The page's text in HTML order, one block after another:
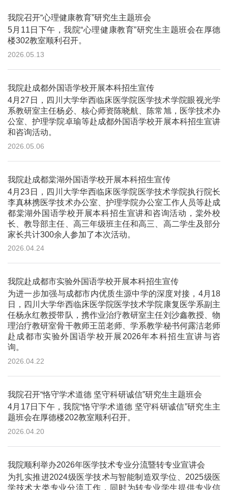
我院召开“心理健康教育”研究生主题班会
5月11日下午，我院“心理健康教育”研究生主题班会在厚德
楼302教室顺利召开。
2026.05.13
我院赴成都外国语学校开展本科招生宣传
4月27日，四川大学华西临床医学院医学技术学院眼视光学
系教研室主任杨必、核心师资陈晓航、陈常旭，医学技术办
公室、护理学院卓瑜等赴成都外国语学校开展本科招生宣讲
和咨询活动。
2026.05.06
我院赴成都棠湖外国语学校开展本科招生宣传
4月23日，四川大学华西临床医学院医学技术学院执行院长
李真林携医学技术办公室、护理学院办公室工作人员等赴成
都棠湖外国语学校开展本科招生宣讲和咨询活动，棠外校
长、教导部主任、高三年级班主任和高三、高二学生及部分
家长共计300余人参加了本次活动。
2026.04.24
我院赴成都市实验外国语学校开展本科招生宣传
为进一步加强与成都市内优质生源中学的深度对接，4月18
日，四川大学华西临床医学院医学技术学院康复医学系副主
任杨永红教授带队，携作业治疗教研室主任刘沙鑫教授、物
理治疗教研室骨干教师王茁老师、学系教学秘书何露洁老师
赴成都市实验外国语学校开展2026年本科招生宣讲与咨
询。
2026.04.22
我院召开“恪守学术道德 坚守科研诚信”研究生主题班会
4月17日下午，我院“恪守学术道德 坚守科研诚信”研究生主
题班会在厚德楼202教室顺利召开。
2026.04.20
我院顺利举办2026年医学技术专业分流暨转专业宣讲会
为扎实推进2024级医学技术与智能制造双学位、2025级医
学技术大类专业分流工作，同时为转专业学生提供专业信